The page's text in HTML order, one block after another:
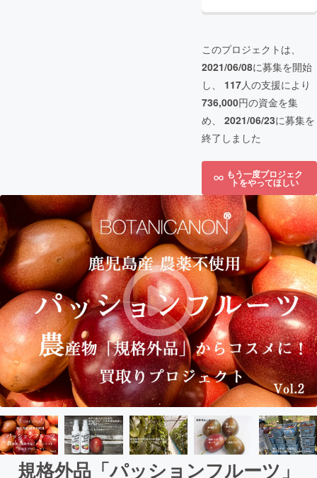
このプロジェクトは、
2021/06/08に募集を開始
し、 117人の支援により
736,000円の資金を集
め、 2021/06/23に募集を
終了しました
もう一度プロジェク
トをやってほしい
規格外品「パッションフルーツ」